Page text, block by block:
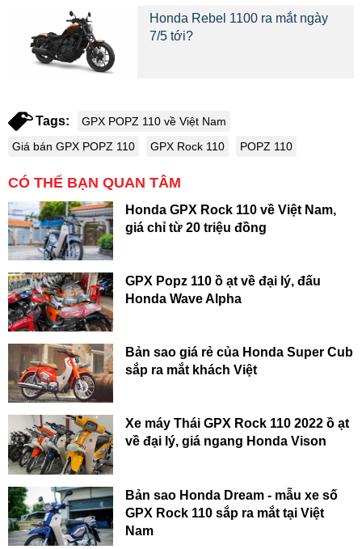
Honda Rebel 1100 ra mắt ngày
7/5 tới?
Tags:
GPX POPZ 110 về Việt Nam
Giá bán GPX POPZ 110
GPX Rock 110 POPZ 110
CÓ THỂ BẠN QUAN TÂM
Honda GPX Rock 110 về Việt Nam,
giá chỉ từ 20 triệu đồng
GPX Popz 110 ồ ạt về đại lý, đấu
Honda Wave Alpha
Bản sao giá rẻ của Honda Super Cub
sắp ra mắt khách Việt
Xe máy Thái GPX Rock 110 2022 ồ ạt
về đại lý, giá ngang Honda Vison
Bản sao Honda Dream - mẫu xe số
GPX Rock 110 sắp ra mắt tại Việt
Nam